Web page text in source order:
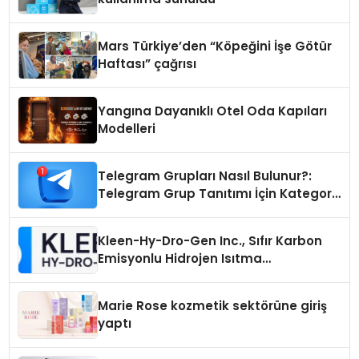
Mars Türkiye’den “Köpeğini İşe Götür
Haftası” çağrısı
Yangına Dayanıklı Otel Oda Kapıları
Modelleri
Telegram Grupları Nasıl Bulunur?:
Telegram Grup Tanıtımı İçin Kategori
Kleen-Hy-Dro-Gen Inc., Sıfır Karbon
Emisyonlu Hidrojen Isıtma
Marie Rose kozmetik sektörüne giriş
yaptı